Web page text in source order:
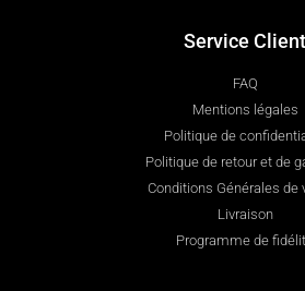
Service Client
FAQ
Mentions légales
Politique de
Politique de retour et de
Conditions Générales de
Livraison
Programme de